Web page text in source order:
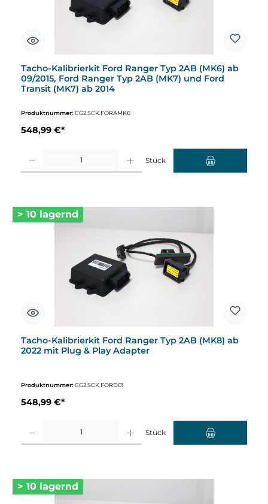
Tacho-Kalibrierkit Ford Ranger Typ 2AB (MK6) ab
09/2015, Ford Ranger Typ 2AB (MK7) und Ford
Transit (MK7) ab 2014
Produktnummer: CG2.SCK.FORAMK6
548,99 €*
Stück
> 10 lagernd
Tacho-Kalibrierkit Ford Ranger Typ 2AB (MK8) ab
2022 mit Plug & Play Adapter
Produktnummer: CG2.SCK.FORD01
548,99 €*
Stück
> 10 lagernd